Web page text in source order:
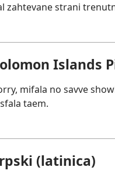
zahtevane strani
Islands
mifala no savve
taem.
(latinica)